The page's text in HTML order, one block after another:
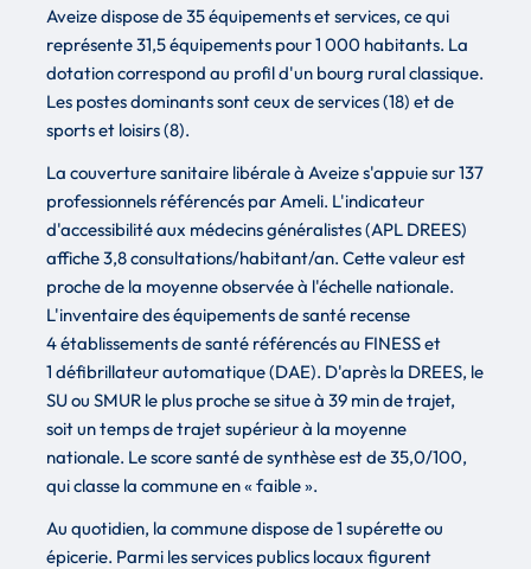
Aveize dispose de 35 équipements et services, ce qui
représente 31,5 équipements pour 1 000 habitants. La
dotation correspond au profil d'un bourg rural classique.
Les postes dominants sont ceux de services (18) et de
sports et loisirs (8).
La couverture sanitaire libérale à Aveize s'appuie sur 137
professionnels référencés par Ameli. L'indicateur
d'accessibilité aux médecins généralistes (APL DREES)
affiche 3,8 consultations/habitant/an. Cette valeur est
proche de la moyenne observée à l'échelle nationale.
L'inventaire des équipements de santé recense
4 établissements de santé référencés au FINESS et
1 défibrillateur automatique (DAE). D'après la DREES, le
SU ou SMUR le plus proche se situe à 39 min de trajet,
soit un temps de trajet supérieur à la moyenne
nationale. Le score santé de synthèse est de 35,0/100,
qui classe la commune en « faible ».
Au quotidien, la commune dispose de 1 supérette ou
épicerie. Parmi les services publics locaux figurent